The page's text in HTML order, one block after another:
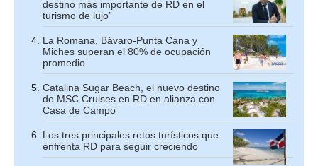
destino más importante de RD en el
turismo de lujo”
La Romana, Bávaro-Punta Cana y
Miches superan el 80% de ocupación
promedio
Catalina Sugar Beach, el nuevo destino
de MSC Cruises en RD en alianza con
Casa de Campo
Los tres principales retos turísticos que
enfrenta RD para seguir creciendo